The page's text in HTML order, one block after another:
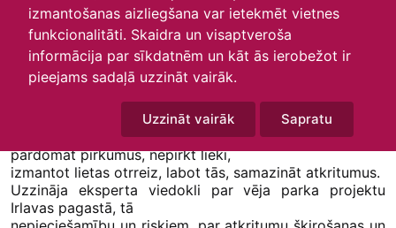
izmantošanas aizliegšana var ietekmēt vietnes
funkcionalitāti. Skaidra un visaptveroša
informācija par sīkdatnēm un kāt ās ierobežot ir
pieejams sadaļā uzzināt vairāk.
Uzzināt vairāk Sapratu
– ceļš uz ilgtspējīgu nākotni!”
komanda, kuras laikā jaunieši izzināja, kā pašvaldībā
tiek risināti vides jautājumi, kas
saistās ar aprites ekonomiku, un ilgtspējīgu zaļākas
Eiropas saglabāšanu.
Saruna rezultātā jaunieši pārliecinās, ka tikai mainot
savus ikdienas paradumus,
varam atstāt iespējami mazāku ietekmi uz vidi –
pārdomāt pirkumus, nepirkt lieki,
izmantot lietas otrreiz, labot tās, samazināt atkritumus.
Uzzināja eksperta viedokli par vēja parka projektu
Irlavas pagastā, tā